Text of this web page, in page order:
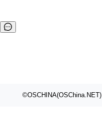
©OSCHINA(OSChina.NET)